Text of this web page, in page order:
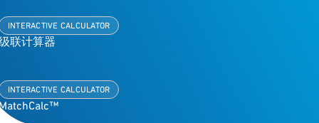
INTERACTIVE CALCULATOR
联计算器
INTERACTIVE CALCULATOR